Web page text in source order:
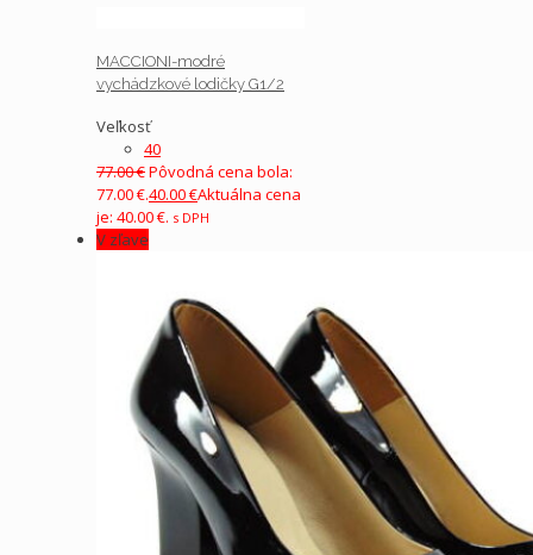
MACCIONI-modré
vychádzkové lodičky G1/2
Veľkosť
40
77.00€Pôvodná cena bola:
77.00 €.40.00€Aktuálna cena
je: 40.00 €. s DPH
V zľave